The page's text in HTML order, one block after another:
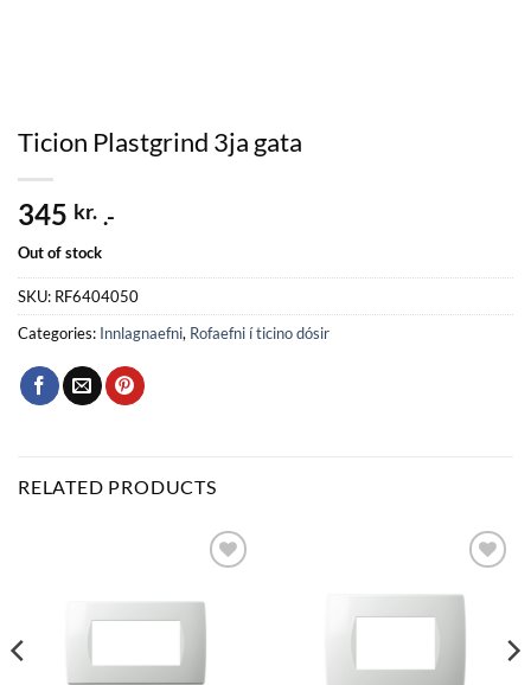
Ticion Plastgrind 3ja gata
345 kr. .-
Out of stock
SKU: RF6404050
Categories: Innlagnaefni, Rofaefni í ticino dósir
RELATED PRODUCTS
við á
við á